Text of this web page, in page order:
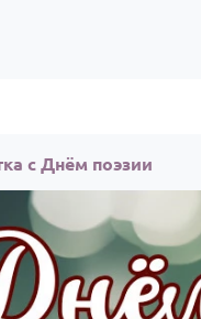
с Днём поэзии